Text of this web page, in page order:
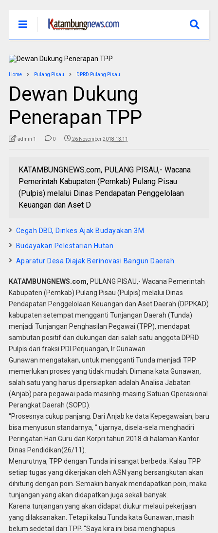
Home Pulang Pisau DPRD Pulang Pisau
Dewan Dukung
Penerapan TPP
admin 1 0 26 November 2018 13:11
KATAMBUNGNEWS.com, PULANG PISAU,- Wacana
Pemerintah Kabupaten (Pemkab) Pulang Pisau
(Pulpis) melalui Dinas Pendapatan Penggelolaan
Keuangan dan Aset D
Cegah DBD, Dinkes Ajak Budayakan 3M
Budayakan Pelestarian Hutan
Aparatur Desa Diajak Berinovasi Bangun Daerah
KATAMBUNGNEWS.com, PULANG PISAU,- Wacana Pemerintah
Kabupaten (Pemkab) Pulang Pisau (Pulpis) melalui Dinas
Pendapatan Penggelolaan Keuangan dan Aset Daerah (DPPKAD)
kabupaten setempat mengganti Tunjangan Daerah (Tunda)
menjadi Tunjangan Penghasilan Pegawai (TPP), mendapat
sambutan positif dan dukungan dari salah satu anggota DPRD
Pulpis dari fraksi PDI Perjuangan, Ir Gunawan.
Gunawan mengatakan, untuk mengganti Tunda menjadi TPP
memerlukan proses yang tidak mudah. Dimana kata Gunawan,
salah satu yang harus dipersiapkan adalah Analisa Jabatan
(Anjab) para pegawai pada masinhg-masing Satuan Operasional
Perangkat Daerah (SOPD).
“Prosesnya cukup panjang. Dari Anjab ke data Kepegawaian, baru
bisa menyusun standarnya, ” ujarnya, disela-sela menghadiri
Peringatan Hari Guru dan Korpri tahun 2018 di halaman Kantor
Dinas Pendidikan(26/11).
Menurutnya, TPP dengan Tunda ini sangat berbeda. Kalau TPP
setiap tugas yang dikerjakan oleh ASN yang bersangkutan akan
dihitung dengan poin. Semakin banyak mendapatkan poin, maka
tunjangan yang akan didapatkan juga sekali banyak.
Karena tunjangan yang akan didapat diukur melaui pekerjaan
yang dilaksanakan. Tetapi kalau Tunda kata Gunawan, masih
belum sedetail dari TPP. “Saya kira ini bisa menghapus